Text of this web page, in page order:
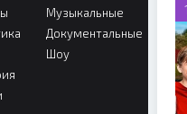
Музыкальные
Документальные
Шоу